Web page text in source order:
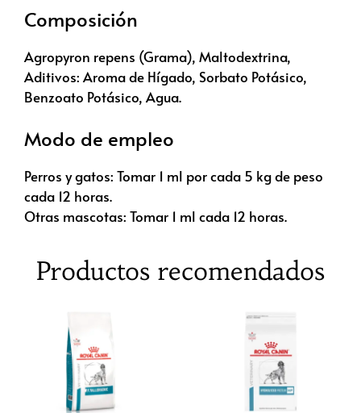
Composición
Agropyron repens (Grama), Maltodextrina,
Aditivos: Aroma de Hígado, Sorbato Potásico,
Benzoato Potásico, Agua.
Modo de empleo
Perros y gatos: Tomar 1 ml por cada 5 kg de peso
cada 12 horas.
Otras mascotas: Tomar 1 ml cada 12 horas.
Productos recomendados